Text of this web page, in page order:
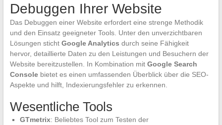
Debuggen Ihrer Website
Das Debuggen einer Website erfordert eine strenge Methodik
und den Einsatz geeigneter Tools. Unter den unverzichtbaren
Lösungen sticht Google Analytics durch seine Fähigkeit
hervor, detaillierte Daten zu den Leistungen und Besuchern der
Website bereitzustellen. In Kombination mit Google Search
Consolebietet es einen umfassenden Überblick über die SEO-
Aspekte und hilft, Indexierungsfehler zu erkennen.
Wesentliche Tools
GTmetrix: Beliebtes Tool zum Testen der